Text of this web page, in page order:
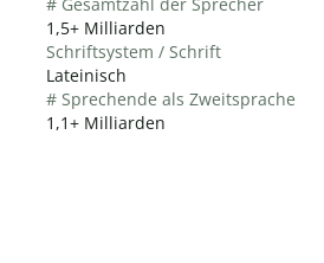
1,5+ Milliarden
Schriftsystem / Schrift
Lateinisch
# Sprechende als Zweitsprache
1,1+ Milliarden